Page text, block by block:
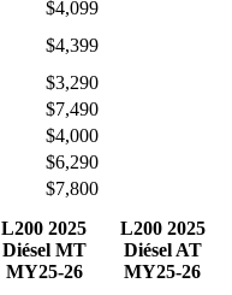
$4,099
$4,399
$3,290
$7,490
$4,000
$6,290
$7,800
L200 2025
Diésel MT
MY25-26
L200 2025
Diésel AT
MY25-26